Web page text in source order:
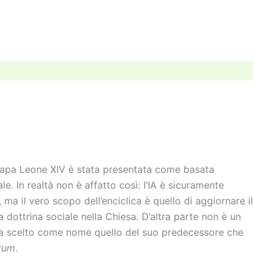
Leone XIV è stata presentata come basata
In realtà non è affatto così: l’IA è sicuramente
il vero scopo dell’enciclica è quello di aggiornare il
sociale nella Chiesa. D’altra parte non è un
scelto come nome quello del suo predecessore che
.